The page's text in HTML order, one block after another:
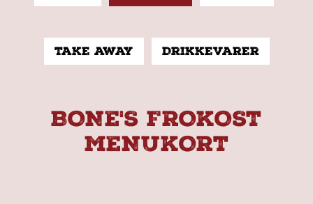
Take away Drikkevarer
BONE'S FROKOST
MENUKORT